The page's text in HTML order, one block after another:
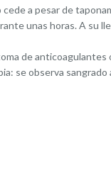
a pesar de
unas horas. A su
de anticoagulantes
se observa